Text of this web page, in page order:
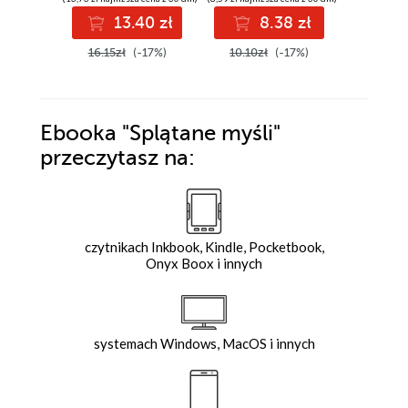
13.40 zł
16.15zł (-17%)
8.38 zł
10.10zł (-17%)
Ebooka "Splątane myśli"
przeczytasz na:
czytnikach Inkbook, Kindle, Pocketbook,
Onyx Boox i innych
systemach Windows, MacOS i innych